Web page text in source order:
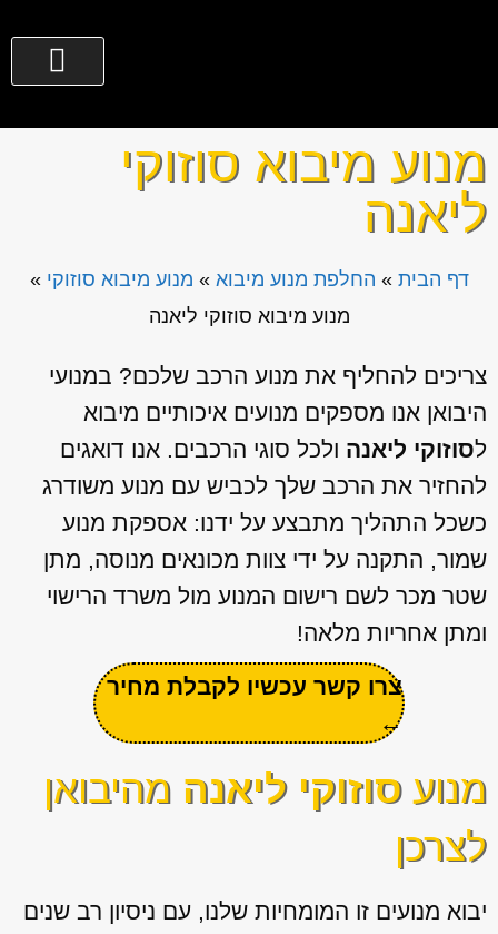
מנוע מיבוא סוזוקי
ליאנה
דף הבית » החלפת מנוע מיבוא » מנוע מיבוא סוזוקי »
מנוע מיבוא סוזוקי ליאנה
צריכים להחליף את מנוע הרכב שלכם? במנועי
היבואן אנו מספקים מנועים איכותיים מיבוא
לסוזוקי ליאנה ולכל סוגי הרכבים. אנו דואגים
להחזיר את הרכב שלך לכביש עם מנוע משודרג
כשכל התהליך מתבצע על ידנו: אספקת מנוע
שמור, התקנה על ידי צוות מכונאים מנוסה, מתן
שטר מכר לשם רישום המנוע מול משרד הרישוי
ומתן אחריות מלאה!
צרו קשר עכשיו לקבלת מחיר
←
מנועסוזוקי ליאנה מהיבואן
לצרכן
יבוא מנועים זו המומחיות שלנו, עם ניסיון רב שנים